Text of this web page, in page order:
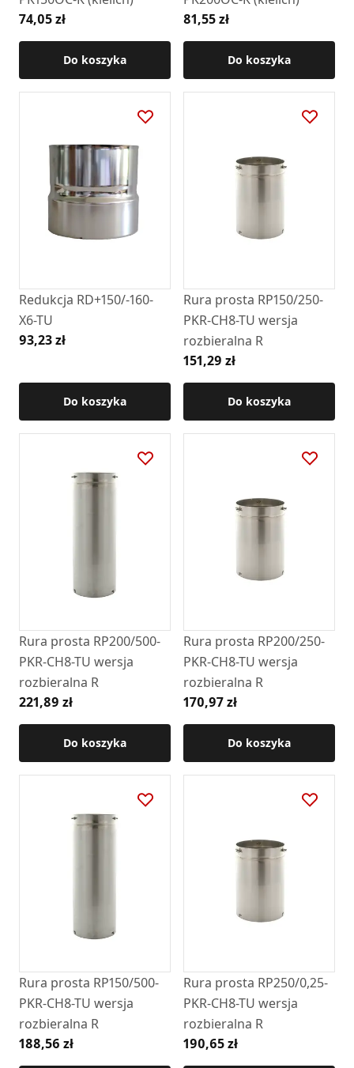
74,05 zł
Do koszyka
81,55 zł
Do koszyka
Redukcja RD+150/-160-
X6-TU
93,23 zł
Do koszyka
Rura prosta RP150/250-
PKR-CH8-TU wersja
rozbieralna R
151,29 zł
Do koszyka
Rura prosta RP200/500-
PKR-CH8-TU wersja
rozbieralna R
221,89 zł
Do koszyka
Rura prosta RP200/250-
PKR-CH8-TU wersja
rozbieralna R
170,97 zł
Do koszyka
Rura prosta RP150/500-
PKR-CH8-TU wersja
rozbieralna R
188,56 zł
Rura prosta RP250/0,25-
PKR-CH8-TU wersja
rozbieralna R
190,65 zł